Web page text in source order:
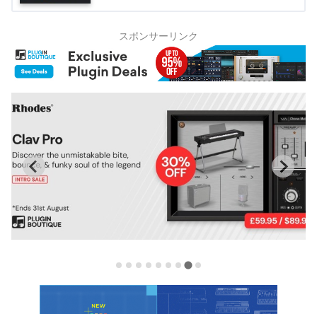
スポンサーリンク